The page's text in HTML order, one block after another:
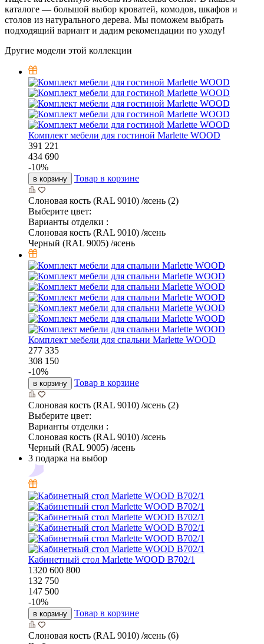
каталоге — большой выбор кроватей, комодов, шкафов и
столов из натурального дерева. Мы поможем выбрать
подходящий вариант и дадим рекомендации по уходу!
Другие модели этой коллекции
Комплект мебели для гостиной Marlette WOOD
391 221
434 690
-10%
в корзину Товар в корзине
Слоновая кость (RAL 9010) /ясень (2)
Выберите цвет:
Варианты отделки :
Слоновая кость (RAL 9010) /ясень
Черный (RAL 9005) /ясень
Комплект мебели для спальни Marlette WOOD
277 335
308 150
-10%
в корзину Товар в корзине
Слоновая кость (RAL 9010) /ясень (2)
Выберите цвет:
Варианты отделки :
Слоновая кость (RAL 9010) /ясень
Черный (RAL 9005) /ясень
3 подарка на выбор
Кабинетный стол Marlette WOOD В702/1
1320 600 800
132 750
147 500
-10%
в корзину Товар в корзине
Слоновая кость (RAL 9010) /ясень (6)